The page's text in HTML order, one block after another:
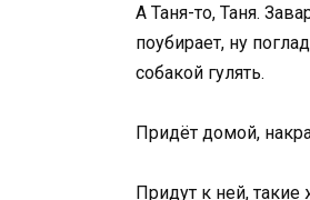
А Таня-то, Таня.
поубирает, ну
собакой гулять.
Придёт домой,
Придут к ней,